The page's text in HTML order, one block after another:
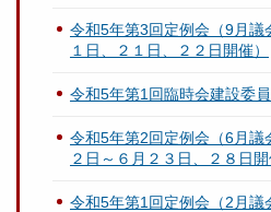
令和5年第3回定例会（9月
１日、２１日、２２日開催）
令和5年第1回臨時会建設委
令和5年第2回定例会（6月
２日～６月２３日、２８日開
令和5年第1回定例会（2月議